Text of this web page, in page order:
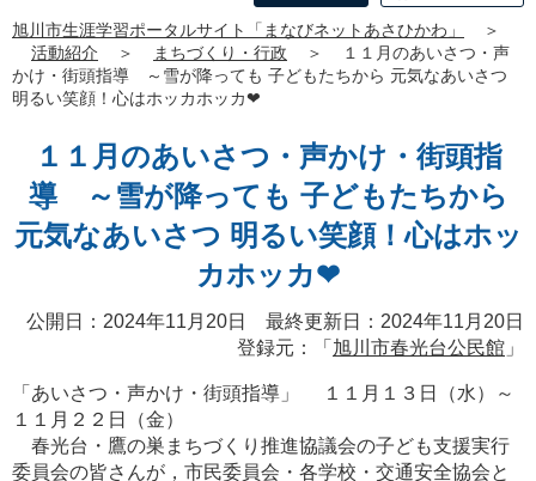
旭川市生涯学習ポータルサイト「まなびネットあさひかわ」
＞
活動紹介
＞ まちづくり・行政 ＞
１１月のあいさつ・声
かけ・街頭指導 ～雪が降っても 子どもたちから 元気なあいさつ
明るい笑顔！心はホッカホッカ❤
１１月のあいさつ・声かけ・街頭指
導 ～雪が降っても 子どもたちから
元気なあいさつ 明るい笑顔！心はホッ
カホッカ❤
公開日：2024年11月20日 最終更新日：2024年11月20日
登録元：「 旭川市春光台公民館 」
「あいさつ・声かけ・街頭指導」 １１月１３日（水）～
１１月２２日（金）
春光台・鷹の巣まちづくり推進協議会の子ども支援実行
委員会の皆さんが，市民委員会・各学校・交通安全協会と